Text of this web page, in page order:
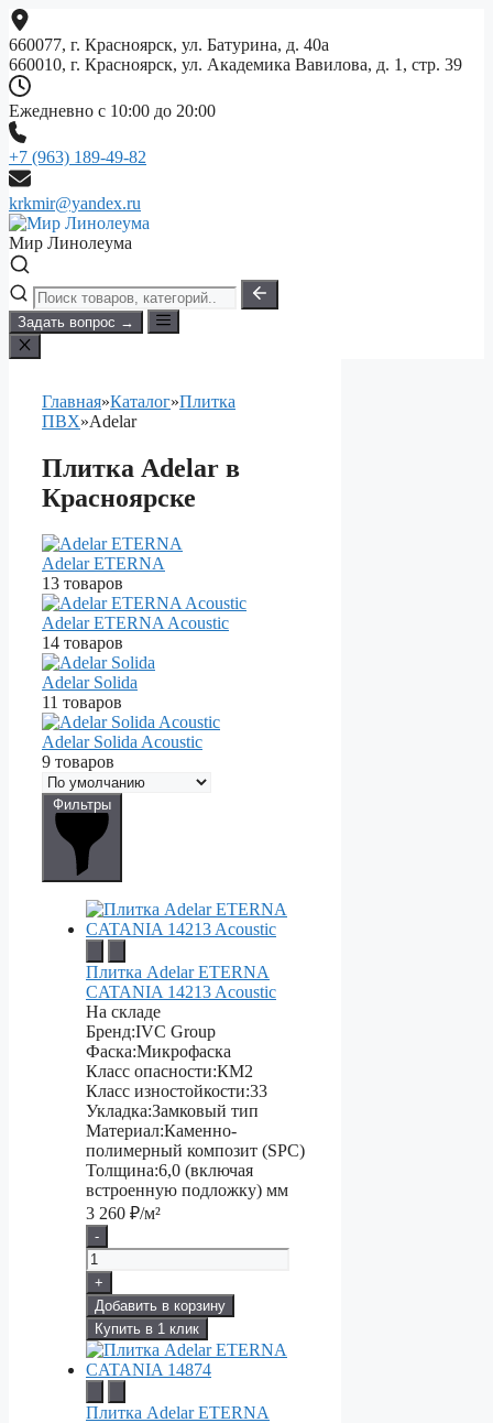
Перейти
к
содержимому
660077, г. Красноярск, ул. Батурина, д. 40а
660010, г. Красноярск, ул. Академика Вавилова, д. 1, стр. 39
Ежедневно с 10:00 до 20:00
+7 (963) 189-49-82
krkmir@yandex.ru
Мир Линолеума
Задать вопрос →
Главная»Каталог»Плитка
ПВХ»Adelar
Плитка Adelar в
Красноярске
Adelar ETERNA
13 товаров
Adelar ETERNA Acoustic
14 товаров
Adelar Solida
11 товаров
Adelar Solida Acoustic
9 товаров
Фильтры
Плитка Adelar ETERNA
CATANIA 14213 Acoustic
На складе
Бренд:IVC Group
Фаска:Микрофаска
Класс опасности:КМ2
Класс изностойкости:33
Укладка:Замковый тип
Материал:Каменно-
полимерный композит (SPC)
Толщина:6,0 (включая
встроенную подложку) мм
3 260 ₽/м²
-
+
Добавить в корзину
Купить в 1 клик
Плитка Adelar ETERNA